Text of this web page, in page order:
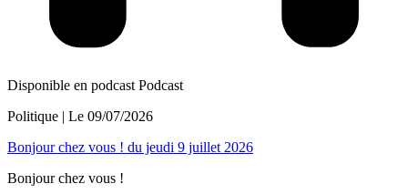
Disponible en podcast Podcast
Politique | Le 09/07/2026
Bonjour chez vous ! du jeudi 9 juillet 2026
Bonjour chez vous !